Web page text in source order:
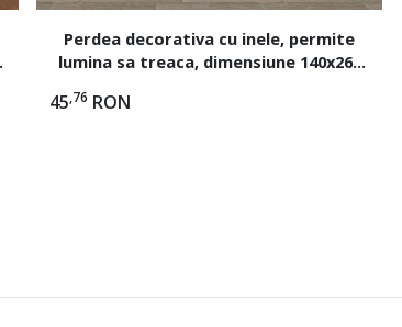
Perdea decorativa cu inele, permite
lumina sa treaca, dimensiune 140x260
45,76 RON